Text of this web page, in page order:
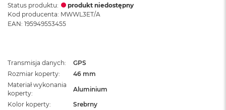
Status produktu:
produkt niedostępny
Kod producenta: MWWL3ET/A
EAN: 195949553455
Transmisja danych
GPS
Rozmiar koperty
46 mm
Materiał wykonania
koperty
Aluminium
Kolor koperty
Srebrny